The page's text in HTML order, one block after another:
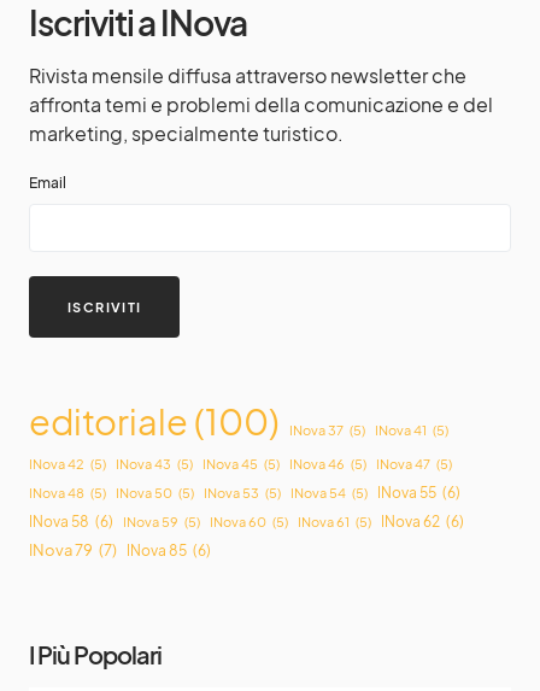
Iscriviti a INova
Rivista mensile diffusa attraverso newsletter che
affronta temi e problemi della comunicazione e del
marketing, specialmente turistico.
Email
editoriale(100) INova 37 (5) INova 41 (5)
INova 42 (5) INova 43 (5) INova 45 (5) INova 46 (5) INova 47 (5)
INova 48 (5) INova 50 (5) INova 53 (5) INova 54 (5) INova 55 (6)
INova 58 (6) INova 59 (5) INova 60 (5) INova 61 (5) INova 62 (6)
INova 79 (7) INova 85 (6)
I Più Popolari